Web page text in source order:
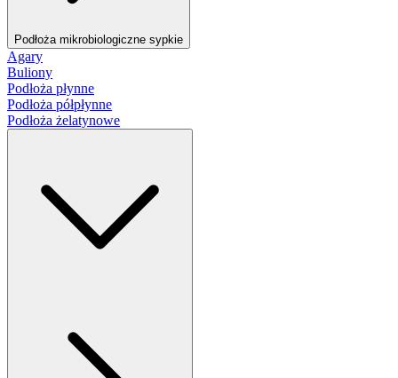
Podłoża mikrobiologiczne sypkie
Agary
Buliony
Podłoża płynne
Podłoża półpłynne
Podłoża żelatynowe